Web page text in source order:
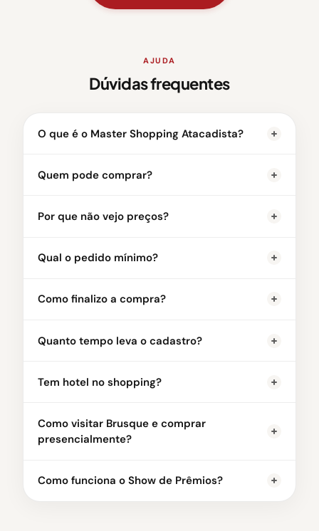
AJUDA
Dúvidas frequentes
O que é o Master Shopping Atacadista?
Quem pode comprar?
Por que não vejo preços?
Qual o pedido mínimo?
Como finalizo a compra?
Quanto tempo leva o cadastro?
Tem hotel no shopping?
Como visitar Brusque e comprar
presencialmente?
Como funciona o Show de Prêmios?